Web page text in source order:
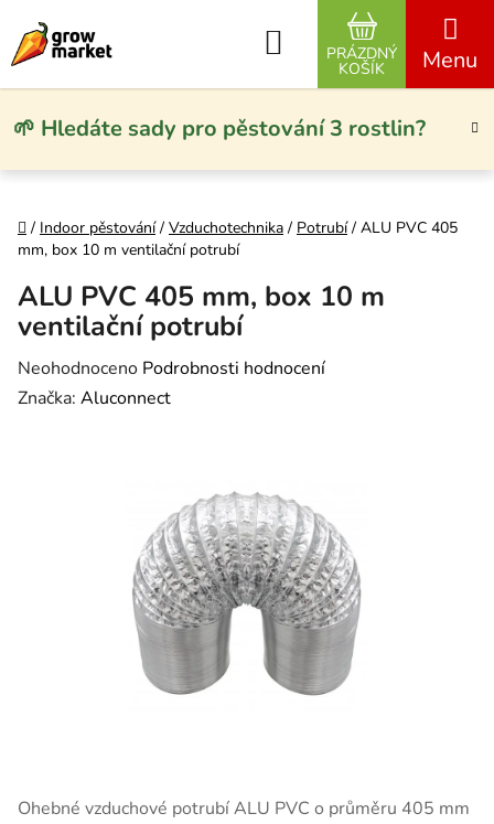
🌱 Hledáte sady pro pěstování 3 rostlin?
Hledat
NÁKUPNÍ
PRÁZDNÝ
KOŠÍK
Domů
/ Indoor pěstování / Vzduchotechnika / Potrubí / ALU PVC 405
mm, box 10 m ventilační potrubí
Ohebné vzduchové potrubí ALU PVC o průměru 405 mm
ALU PVC 405 mm, box 10 m
ventilační potrubí
Průměrné hodnocení produktu je 0,0 z 5 hvězdiček.
Neohodnoceno Podrobnosti hodnocení
Značka: Aluconnect